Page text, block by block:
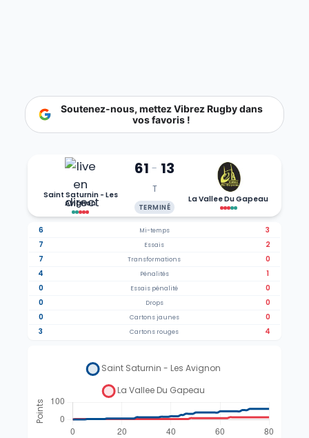
Soutenez-nous, mettez Vibrez Rugby dans
vos favoris !
Saint Saturnin - Les
Avignon
61 - 13
T
TERMINÉ
La Vallee Du Gapeau
6 Mi-temps
3
7
Essais
2
7
Transformations
0
4
Pénalités
1
0
Essais pénalité
0
0
Drops
0
0
Cartons jaunes
0
3
Cartons rouges 4